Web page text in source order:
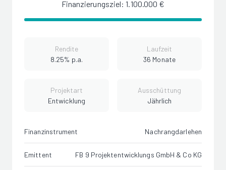
Finanzierungsziel: 1.100.000 €
Rendite
8.25% p.a.
Laufzeit
36 Monate
Projektart
Entwicklung
Ausschüttung
Jährlich
Finanzinstrument Nachrangdarlehen
Emittent FB 9 Projektentwicklungs GmbH & Co KG